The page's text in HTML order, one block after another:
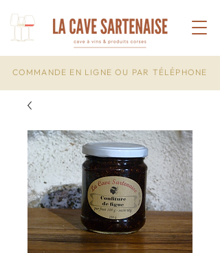
COMMANDE EN LIGNE OU PAR TÉLÉPHONE